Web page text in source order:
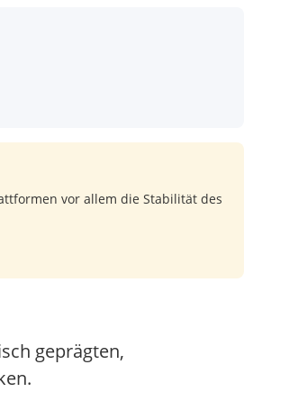
vor allem die Stabilität des
geprägten,